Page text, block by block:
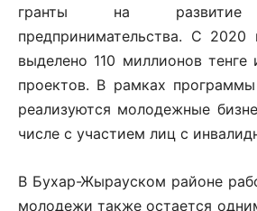
гранты на развитие
предпринимательства. С
выделено 110 миллионов тенге
проектов. В рамках
реализуются молодежные
числе с участием лиц с
В Бухар-Жырауском районе
молодежи также остается